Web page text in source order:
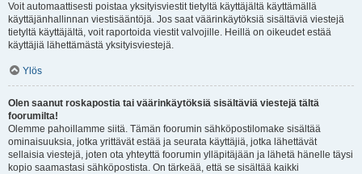
Voit automaattisesti poistaa yksityisviestit tietyltä käyttäjältä käyttämällä
käyttäjänhallinnan viestisääntöjä. Jos saat väärinkäytöksiä sisältäviä viestejä
tietyltä käyttäjältä, voit raportoida viestit valvojille. Heillä on oikeudet estää
käyttäjiä lähettämästä yksityisviestejä.
Ylös
Olen saanut roskapostia tai väärinkäytöksiä sisältäviä viestejä tältä
foorumilta!
Olemme pahoillamme siitä. Tämän foorumin sähköpostilomake sisältää
ominaisuuksia, jotka yrittävät estää ja seurata käyttäjiä, jotka lähettävät
sellaisia viestejä, joten ota yhteyttä foorumin ylläpitäjään ja lähetä hänelle täysi
kopio saamastasi sähköpostista. On tärkeää, että se sisältää kaikki